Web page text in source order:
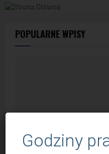
POPULARNE WPISY
Godziny